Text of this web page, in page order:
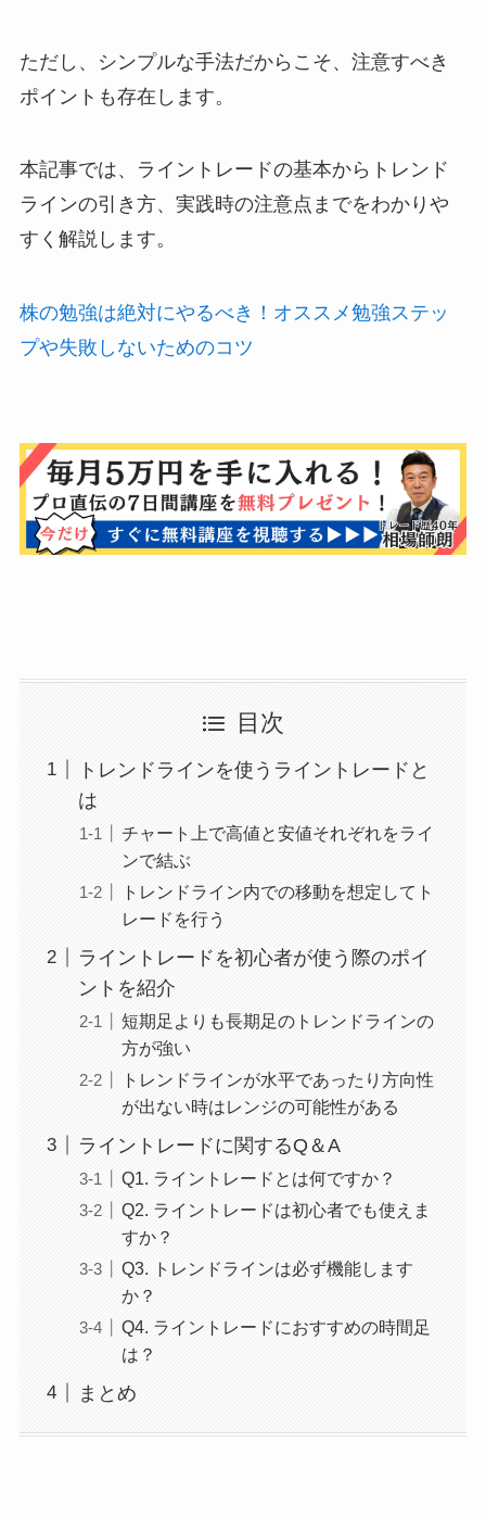
ただし、シンプルな手法だからこそ、注意すべき
ポイントも存在します。
本記事では、ライントレードの基本からトレンド
ラインの引き方、実践時の注意点までをわかりや
すく解説します。
株の勉強は絶対にやるべき！オススメ勉強ステッ
プや失敗しないためのコツ
目次
トレンドラインを使うライントレードと
は
チャート上で高値と安値それぞれをライ
ンで結ぶ
トレンドライン内での移動を想定してト
レードを行う
ライントレードを初心者が使う際のポイ
ントを紹介
短期足よりも長期足のトレンドラインの
方が強い
トレンドラインが水平であったり方向性
が出ない時はレンジの可能性がある
ライントレードに関するQ＆A
Q1. ライントレードとは何ですか？
Q2. ライントレードは初心者でも使えま
すか？
Q3. トレンドラインは必ず機能します
か？
Q4. ライントレードにおすすめの時間足
は？
まとめ